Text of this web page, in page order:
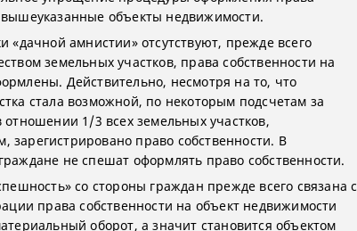
объекты недвижимости.
«дачной амнистии» отсутствуют, прежде всего
земельных участков, права собственности на
Действительно, несмотря на то, что
стала возможной, по некоторым подсчетам за
1/3 всех земельных участков,
право собственности. В
не спешат оформлять право собственности.
со стороны граждан прежде всего связана с
права собственности на объект недвижимости
оборот, а значит становится объектом